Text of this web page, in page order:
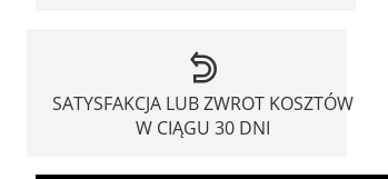
SATYSFAKCJA LUB ZWROT KOSZTÓW
W CIĄGU 30 DNI